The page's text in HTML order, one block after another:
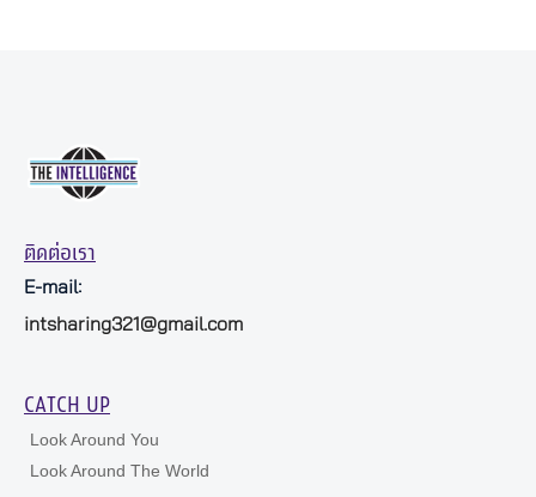
ติดต่อเรา
E-mail:
intsharing321@gmail.com
CATCH UP
Look Around You
Look Around The World